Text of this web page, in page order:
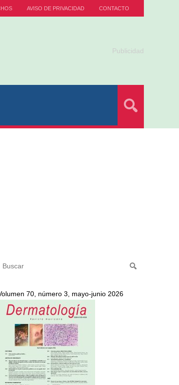
AVISO DE PRIVACIDAD CONTACTO
Publicidad
70, número 3, mayo-junio 2026